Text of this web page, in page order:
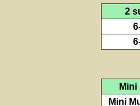
2
Mini
Mini